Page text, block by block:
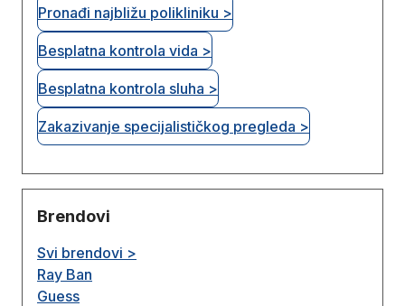
Pronađi najbližu polikliniku >
Besplatna kontrola vida >
Besplatna kontrola sluha >
Zakazivanje specijalističkog pregleda >
Brendovi
Svi brendovi >
Ray Ban
Guess